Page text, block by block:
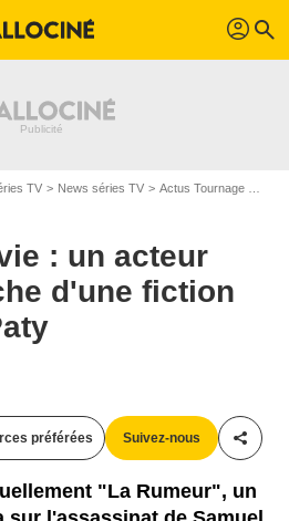
profil search
TV News séries TV Actus Tournage Séries TV
: un acteur
d'une fiction
préférées Suivez-nous
"La Rumeur", un